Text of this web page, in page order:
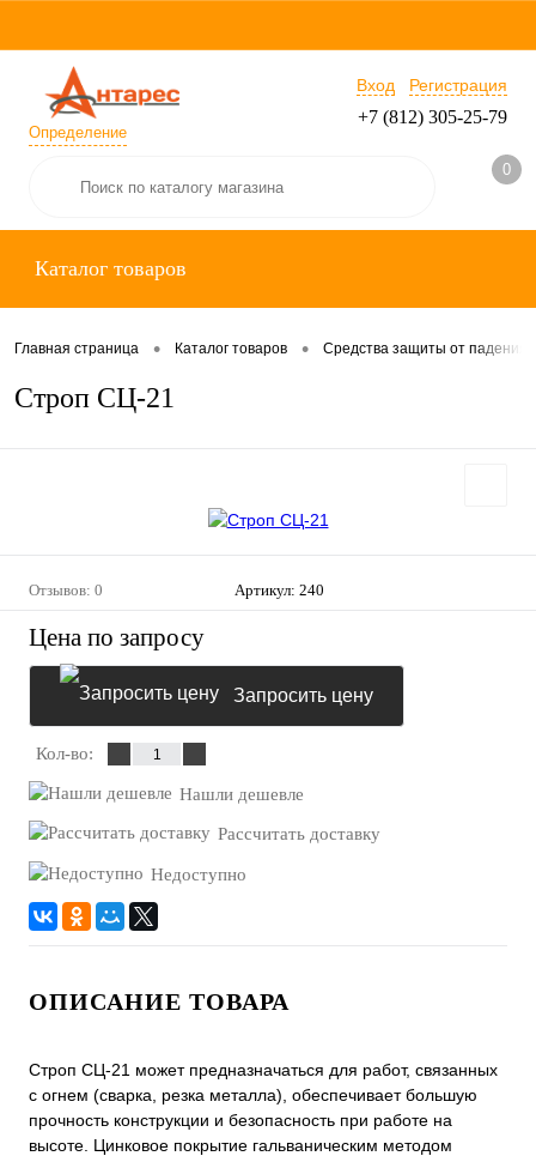
Определение
Вход Регистрация
+7 (812) 305-25-79
0
Каталог товаров
Главная страница • Каталог товаров • Средства защиты от падения
Строп СЦ-21
Отзывов: 0 Артикул: 240
Цена по запросу
Запросить цену
Кол-во:
Нашли дешевле
Рассчитать доставку
Недоступно
ОПИСАНИЕ ТОВАРА
Строп СЦ-21 может предназначаться для работ, связанных
с огнем (сварка, резка металла), обеспечивает большую
прочность конструкции и безопасность при работе на
высоте. Цинковое покрытие гальваническим методом